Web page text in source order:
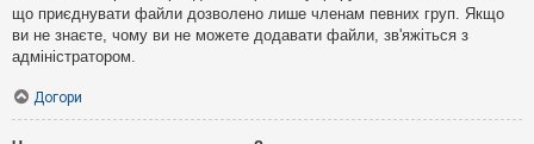
що приєднувати файли дозволено лише членам певних груп. Якщо
ви не знаєте, чому ви не можете додавати файли, зв'яжіться з
адміністратором.
Догори